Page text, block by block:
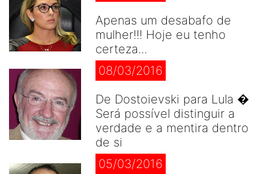
Apenas um desabafo de
mulher!!! Hoje eu tenho
certeza...
08/03/2016
De Dostoievski para Lula �
Será possível distinguir a
verdade e a mentira dentro
de si
05/03/2016